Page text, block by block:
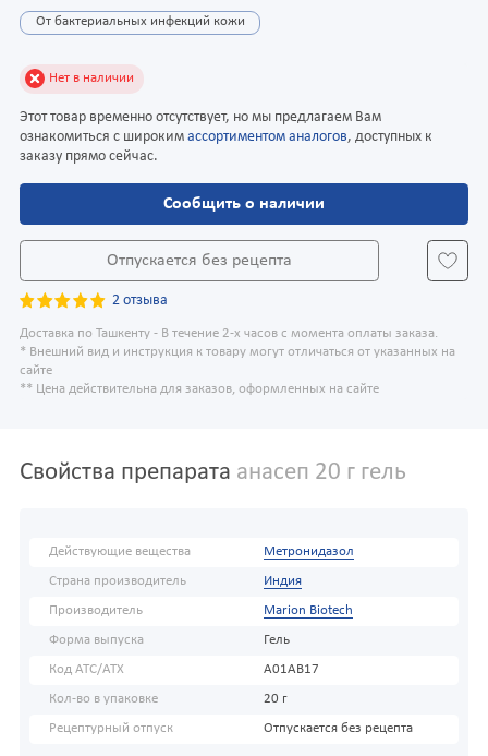
От бактериальных инфекций кожи
Нет в наличии
Этот товар временно отсутствует, но мы предлагаем Вам
ознакомиться с широким ассортиментом аналогов, доступных к
заказу прямо сейчас.
Сообщить о наличии
Отпускается без рецепта
2 отзыва
Доставка по Ташкенту - В течение 2-х часов с момента оплаты заказа.
* Внешний вид и инструкция к товару могут отличаться от указанных на
сайте
** Цена действительна для заказов, оформленных на сайте
Свойства препарата анасеп 20 г гель
Действующие вещества Метронидазол
Страна производитель Индия
Производитель Marion Biotech
Форма выпуска Гель
Код АТС/ATX A01AB17
Кол-во в упаковке 20 г
Рецептурный отпуск Отпускается без рецепта